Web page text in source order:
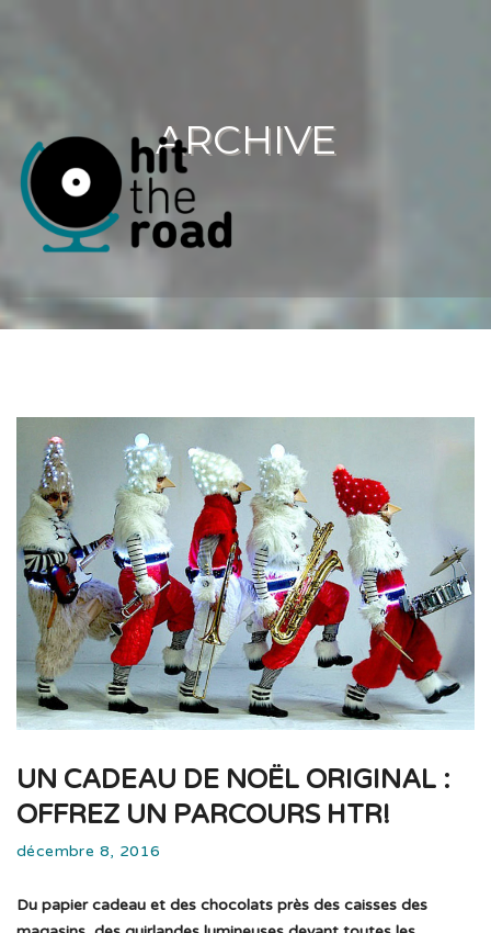
ARCHIVE
UN CADEAU DE NOËL ORIGINAL :
OFFREZ UN PARCOURS HTR!
décembre 8, 2016
Du papier cadeau et des chocolats près des caisses des